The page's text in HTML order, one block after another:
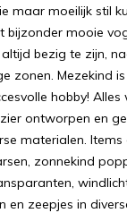
maar moeilijk stil
bijzonder mooie
bezig te zijn,
zonen. Mezekind
hobby!
ontworpen en
materialen.
zonnekind
en zeepjes in